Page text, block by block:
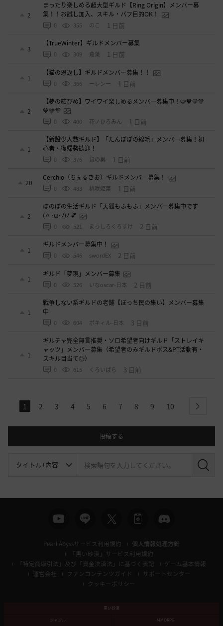
2
まったり楽しめる超大型ギルド【Ring Origin】メンバー募
集！！お試し加入、スキル・バフ目的OK！
0 355 のこ 1 日前
3
【TrueWinter】ギルドメンバー募集
0 309 倉葉 1 日前
1
【猫の恩返し】ギルドメンバー募集！！
0 366 ーレンー 1 日前
2
【夢の結びめ】ワイワイ楽しめるメンバー募集中！🩷🧡💛💚
💙🩵💜
0 400 花ノひろみん 1 日前
1
【新設少人数ギルド】「たんぽぽの綿毛」メンバー募集！初
心者・復帰勢歓迎！
0 376 鼠の巣 1 日前
20
Cerchio（ちぇるきお）ギルドメンバー募集！
0 483 桃咲姫菓 1 日前
2
ほのぼの生活ギルド「天狐もふもふ」メンバー募集中です
(〃･ω･ﾉ)ﾉ 💕
0 521 まっしろくろすけ 2 日前
1
ギルドメンバー募集中！
0 546 swordEX 2 日前
1
ギルド「夢現」メンバー募集
0 526 いなoscar-日本 2 日前
1
戦争しない系ギルドの老舗【ぼっち民の集い】メンバー募集
中
0 604 ポキィル-日本 3 日前
1
ギルチャ完全無言推奨・ソロ希望者向けギルド「ストレイキ
ャッツ」メンバー募集（希望者のみギルドボス&PT活動有・
スキル目当て◎）
0 615 くろいばら 3 日前
1 2 3 4 5 6 7 8 9 10 next
投稿する
検
Pearl Abyssサービス利用規約
個人情報処理方針
「黒い砂漠」サービス利用規約
「特定商取引法」及び「資金決済法」に基づく表記
ゲーム基本情報
運営会社
ファンコンテンツガイド
サポートセンター
クッキーポリシー
黒い砂漠
ジャンル
MMORPG